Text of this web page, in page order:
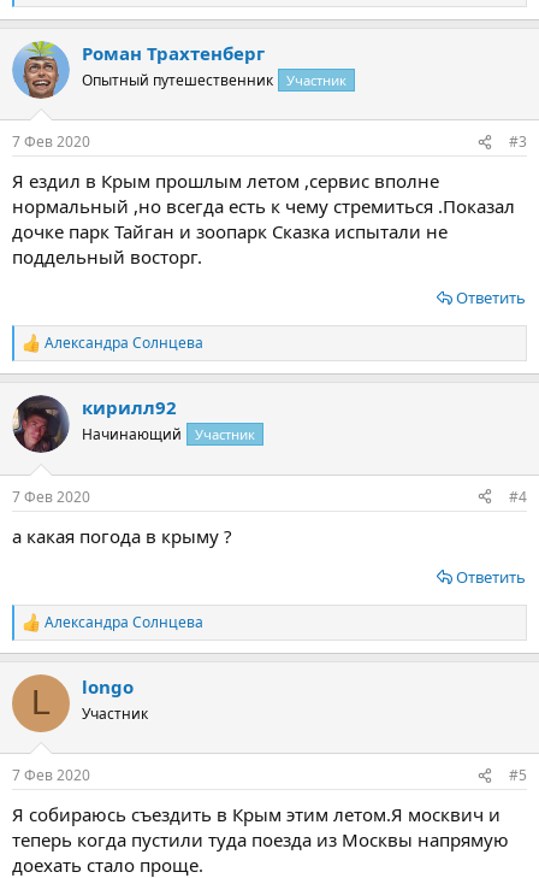
е
к
ц
и
Роман Трахтенберг
Опытный путешественник Участник
7 Фев 2020 #3
Я ездил в Крым прошлым летом ,сервис вполне
нормальный ,но всегда есть к чему стремиться .Показал
дочке парк Тайган и зоопарк Сказка испытали не
поддельный восторг.
Ответить
Р
е
к
ц
и
Александра Солнцева
кирилл92
Начинающий Участник
7 Фев 2020 #4
а какая погода в крыму ?
Ответить
Р
е
к
и
Александра Солнцева
L longo
Участник
7 Фев 2020 #5
Я собираюсь съездить в Крым этим летом.Я москвич и
теперь когда пустили туда поезда из Москвы напрямую
доехать стало проще.